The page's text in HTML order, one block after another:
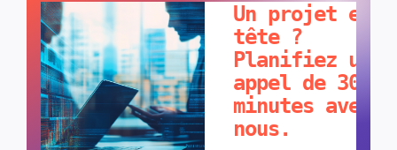
Un projet en
tête ?
Planifiez un
appel de 30
minutes avec
nous.